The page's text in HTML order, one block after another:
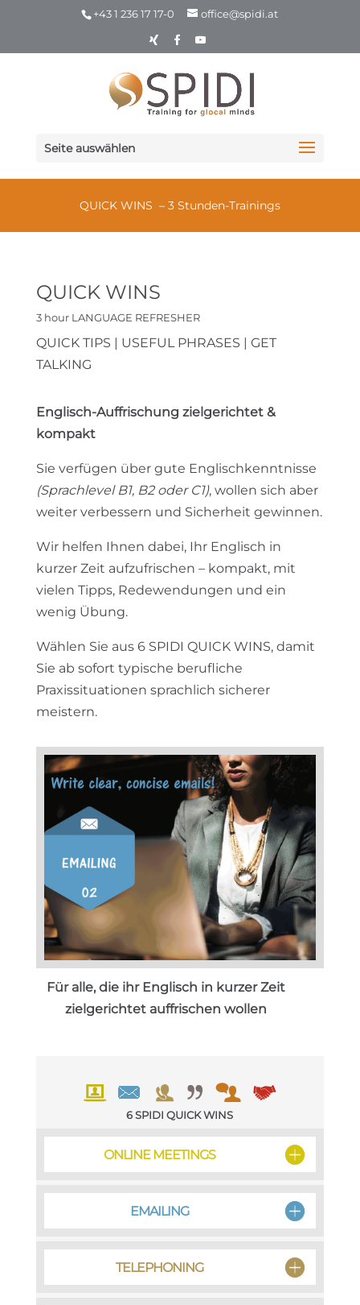
+43 1 236 17 17-0 office@spidi.at
Seite auswählen
QUICK WINS – 3 Stunden-Trainings
QUICK WINS
3 hour LANGUAGE REFRESHER
QUICK TIPS | USEFUL PHRASES | GET
TALKING
Englisch-Auffrischung zielgerichtet &
kompakt
Sie verfügen über gute Englischkenntnisse
(Sprachlevel B1, B2 oder C1), wollen sich aber
weiter verbessern und Sicherheit gewinnen.
Wir helfen Ihnen dabei, Ihr Englisch in
kurzer Zeit aufzufrischen – kompakt, mit
vielen Tipps, Redewendungen und ein
wenig Übung.
Wählen Sie aus 6 SPIDI QUICK WINS, damit
Sie ab sofort typische berufliche
Praxissituationen sprachlich sicherer
meistern.
Für alle, die ihr Englisch in kurzer Zeit
zielgerichtet auffrischen wollen
6 SPIDI QUICK WINS
ONLINE MEETINGS
EMAILING
TELEPHONING